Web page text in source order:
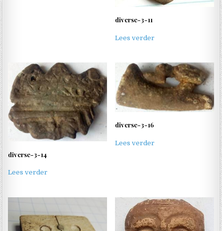
diverse-3-11
Lees verder
diverse-3-14
Lees verder
diverse-3-16
Lees verder